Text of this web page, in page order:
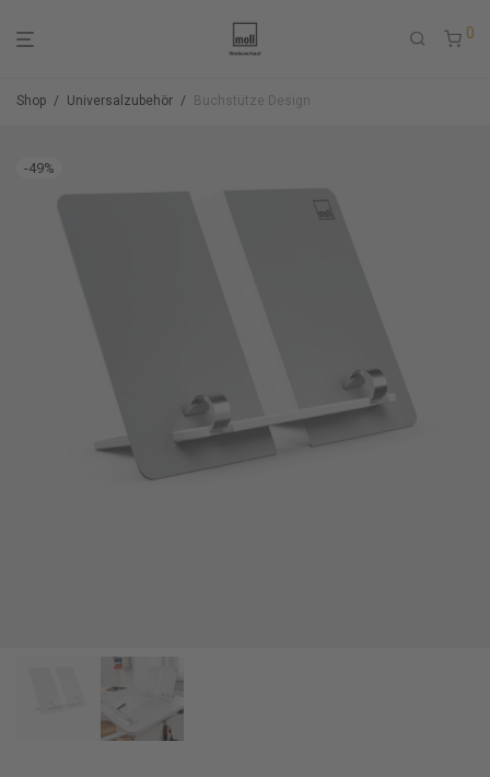
0
Shop / Universalzubehör / Buchstütze Design
-49%